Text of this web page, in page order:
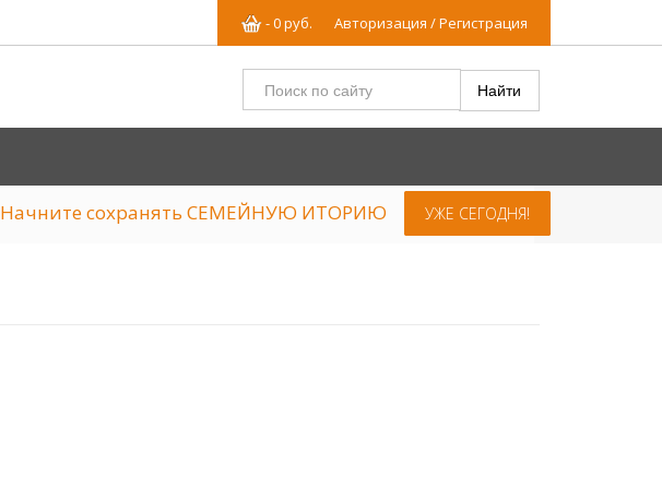
Авторизация / Регистрация
-0руб.
Начните сохранять СЕМЕЙНУЮ ИТОРИЮ УЖЕ СЕГОДНЯ!